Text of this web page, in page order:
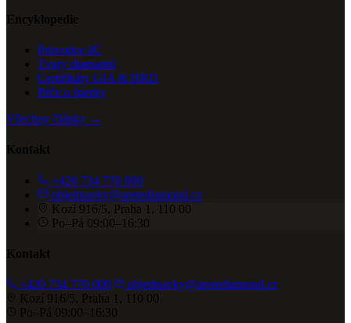
Encyklopedie
Průvodce 4C
Tvary diamantů
Certifikáty GIA & HRD
Péče o šperky
Všechny články →
Kontakt
+420 734 770 000
objednavky@aretediamond.cz
Kozí 916/5, Praha 1, 110 00
Po–Pá 09:00–16:30
Kontakt
+420 734 770 000
objednavky@aretediamond.cz
Kozí 916/5, Praha 1, 110 00
Po–Pá 09:00–16:30